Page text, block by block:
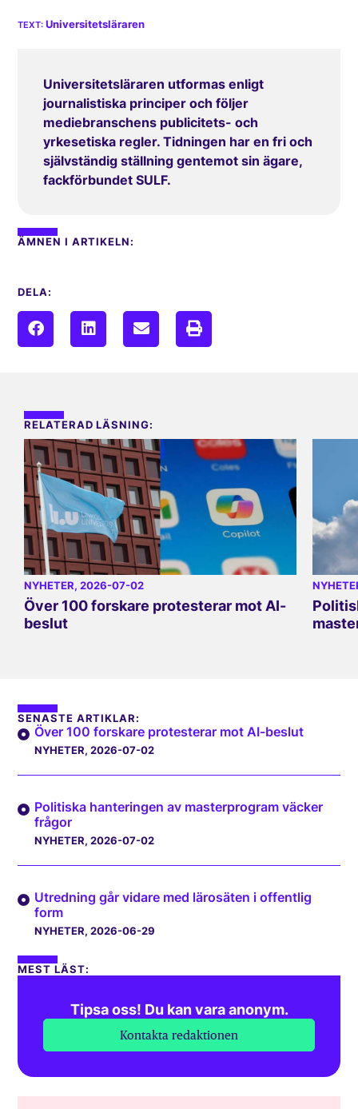
Universitetsläraren
Universitetsläraren utformas enligt
journalistiska principer och följer
mediebranschens publicitets- och
yrkesetiska regler. Tidningen har en fri och
självständig ställning gentemot sin ägare,
fackförbundet SULF.
ÄMNEN I ARTIKELN:
DELA:
RELATERAD LÄSNING:
NYHETER, 2026-07-02
Över 100 forskare protesterar mot AI-
beslut
SENASTE ARTIKLAR:
Över 100 forskare protesterar mot AI-beslut
NYHETER, 2026-07-02
Politiska hanteringen av masterprogram väcker
frågor
NYHETER, 2026-07-02
Utredning går vidare med lärosäten i offentlig
form
NYHETER, 2026-06-29
MEST LÄST:
Tipsa oss! Du kan vara anonym.
Kontakta redaktionen